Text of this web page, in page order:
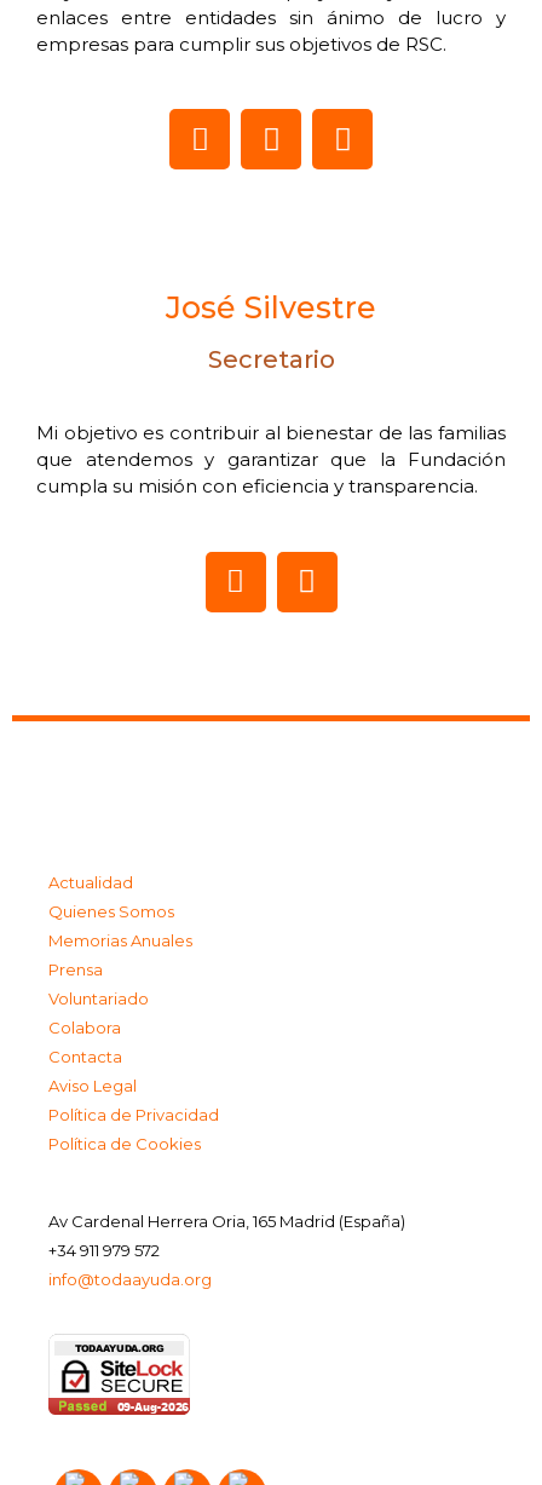
enlaces entre entidades sin ánimo de lucro y
empresas para cumplir sus objetivos de RSC.
José Silvestre
Secretario
Mi objetivo es contribuir al bienestar de las familias
que atendemos y garantizar que la Fundación
cumpla su misión con eficiencia y transparencia.
Actualidad
Quienes Somos
Memorias Anuales
Prensa
Voluntariado
Colabora
Contacta
Aviso Legal
Política de Privacidad
Política de Cookies
Av Cardenal Herrera Oria, 165 Madrid (España)
+34 911 979 572
info@todaayuda.org